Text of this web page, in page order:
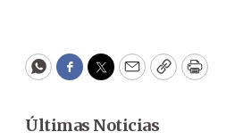
WhatsApp
Facebook
Twitter
EmailCopyPrint
Últimas Noticias